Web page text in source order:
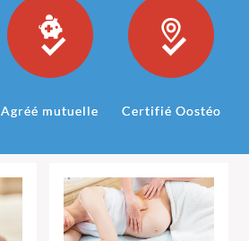
Agréé mutuelle Certifié Oostéo